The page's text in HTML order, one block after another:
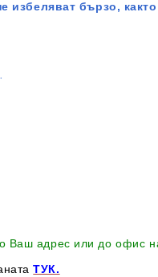
избеляват бързо,
Ваш адрес или до офис
ТУК.